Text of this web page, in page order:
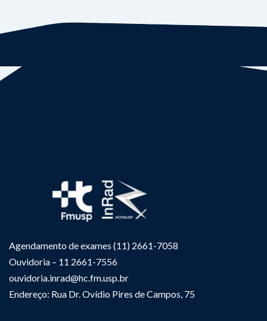
Agendamento de exames (11) 2661-7058
Ouvidoria – 11 2661-7556
ouvidoria.inrad@hc.fm.usp.br
Endereço: Rua Dr. Ovídio Pires de Campos, 75